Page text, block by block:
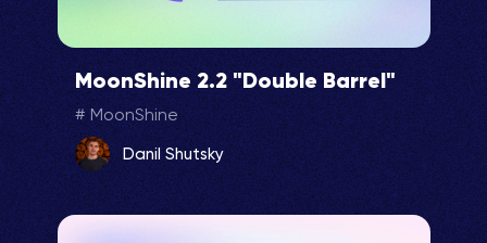
MoonShine 2.2 "Double Barrel"
MoonShine
Danil Shutsky